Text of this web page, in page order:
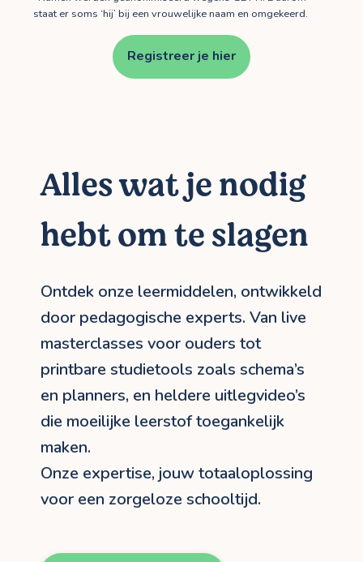
staat er soms ‘hij’ bij een vrouwelijke naam en omgekeerd.
Registreer je hier
Alles wat je nodig
hebt om te slagen
Ontdek onze leermiddelen, ontwikkeld
door pedagogische experts. Van live
masterclasses voor ouders tot
printbare studietools zoals schema’s
en planners, en heldere uitlegvideo’s
die moeilijke leerstof toegankelijk
maken.
Onze expertise, jouw totaaloplossing
voor een zorgeloze schooltijd.